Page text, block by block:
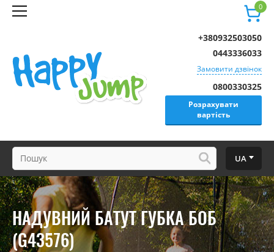
0
0800330325
Розрахувати
вартість
+380932503050
0443336033
Замовити дзвінок
UA
НАДУВНИЙ БАТУТ ГУБКА БОБ
(G43576)